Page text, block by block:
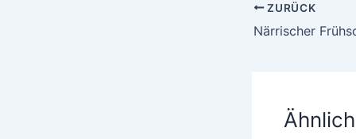
ZURÜCK
Närrischer